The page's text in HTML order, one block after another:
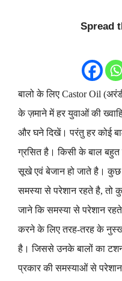
Spread
बालो के लिए Castor Oil
के ज़माने में हर युवाओं की
और घने दिखें। परंतु हर कोई
ग्रसित है। किसी के बाल
सूखे एवं बेजान हो जाते है। कुछ
समस्या से परेशान रहते है, तो
जाने कि समस्या से परेशान
करने के लिए तरह-तरह के
है। जिससे उनके बालों का
प्रकार की समस्याओं से